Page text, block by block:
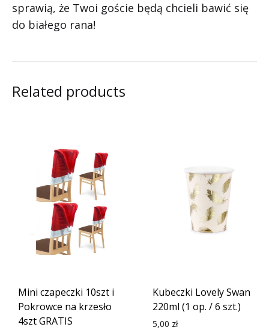
sprawią, że Twoi goście będą chcieli bawić się
do białego rana!
Related products
Mini czapeczki 10szt i
Pokrowce na krzesło
4szt GRATIS
Kubeczki Lovely Swan
220ml (1 op. / 6 szt.)
5,00 zł